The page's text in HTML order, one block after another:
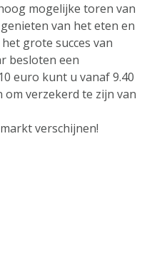
mogelijke toren van
van het eten en
grote succes van
besloten een
euro kunt u vanaf 9.40
verzekerd te zijn van
verschijnen!